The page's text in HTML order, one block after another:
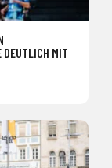
DEUTLICH MIT